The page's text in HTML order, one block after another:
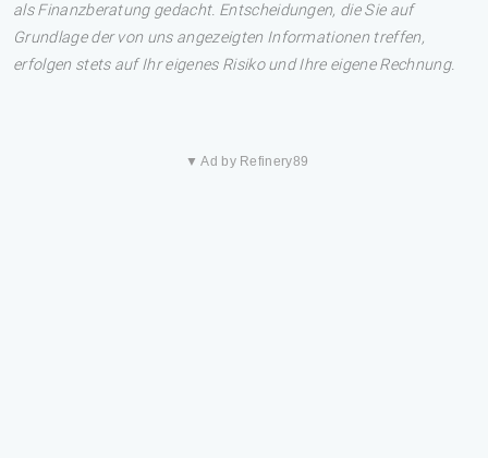
als Finanzberatung gedacht. Entscheidungen, die Sie auf
Grundlage der von uns angezeigten Informationen treffen,
erfolgen stets auf Ihr eigenes Risiko und Ihre eigene Rechnung.
▼ Ad by Refinery89